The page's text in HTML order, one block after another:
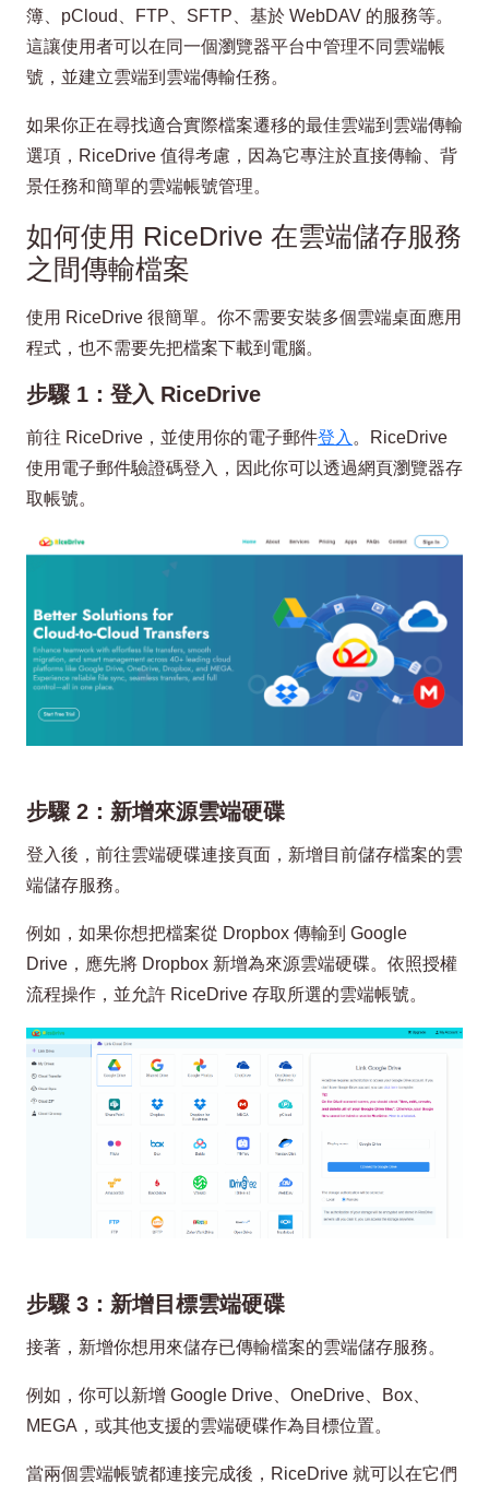
簿、pCloud、FTP、SFTP、基於 WebDAV 的服務等。
這讓使用者可以在同一個瀏覽器平台中管理不同雲端帳
號，並建立雲端到雲端傳輸任務。
如果你正在尋找適合實際檔案遷移的最佳雲端到雲端傳輸
選項，RiceDrive 值得考慮，因為它專注於直接傳輸、背
景任務和簡單的雲端帳號管理。
如何使用 RiceDrive 在雲端儲存服務
之間傳輸檔案
使用 RiceDrive 很簡單。你不需要安裝多個雲端桌面應用
程式，也不需要先把檔案下載到電腦。
步驟 1：登入 RiceDrive
前往 RiceDrive，並使用你的電子郵件登入 。RiceDrive
使用電子郵件驗證碼登入，因此你可以透過網頁瀏覽器存
取帳號。
步驟 2：新增來源雲端硬碟
登入後，前往雲端硬碟連接頁面，新增目前儲存檔案的雲
端儲存服務。
例如，如果你想把檔案從 Dropbox 傳輸到 Google
Drive，應先將 Dropbox 新增為來源雲端硬碟。依照授權
流程操作，並允許 RiceDrive 存取所選的雲端帳號。
步驟 3：新增目標雲端硬碟
接著，新增你想用來儲存已傳輸檔案的雲端儲存服務。
例如，你可以新增 Google Drive、OneDrive、Box、
MEGA，或其他支援的雲端硬碟作為目標位置。
當兩個雲端帳號都連接完成後，RiceDrive 就可以在它們